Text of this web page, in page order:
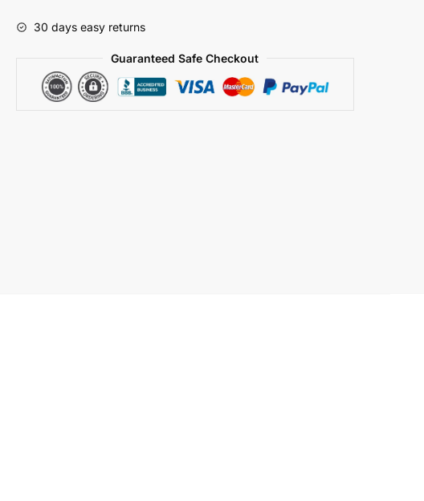
BVLA
30 days easy returns
Guaranteed Safe Checkout